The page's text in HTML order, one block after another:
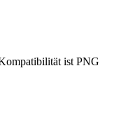
ist PNG